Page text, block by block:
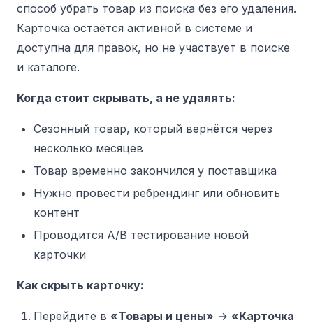
способ убрать товар из поиска без его удаления.
Карточка остаётся активной в системе и
доступна для правок, но не участвует в поиске
и каталоге.
Когда стоит скрывать, а не удалять:
Сезонный товар, который вернётся через
несколько месяцев
Товар временно закончился у поставщика
Нужно провести ребрендинг или обновить
контент
Проводится A/B тестирование новой
карточки
Как скрыть карточку:
Перейдите в «Товары и цены» → «Карточка